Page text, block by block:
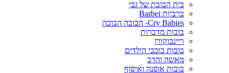
בית הבובת של גבי
ברביות Barbei
Cry Babies- הבובה הבוכה
בובות מדברות
ריינבוקורן
בובות כוכבי הילדים
מאשה והדב
בובות אופנה ואיסוף